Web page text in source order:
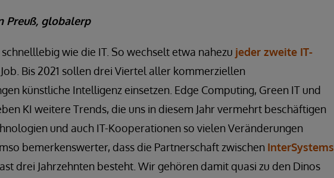
Preuß, globalerp
wie die IT. So wechselt etwa nahezu jeder zweite IT-
Bis 2021 sollen drei Viertel aller kommerziellen
künstliche Intelligenz einsetzen. Edge Computing, Green IT und
KI weitere Trends, die uns in diesem Jahr vermehrt beschäftigen
und auch IT-Kooperationen so vielen Veränderungen
bemerkenswerter, dass die Partnerschaft zwischen InterSystems
drei Jahrzehnten besteht. Wir gehören damit quasi zu den Dinos